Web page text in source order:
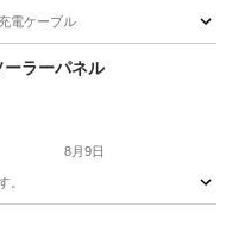
電ケーブル
ラーパネル
8月9日
。